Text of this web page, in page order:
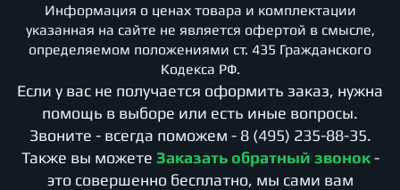
Информация о ценах товара и комплектации
указанная на сайте не является офертой в смысле,
определяемом положениями ст. 435 Гражданского
Кодекса РФ.
Если у вас не получается оформить заказ, нужна
помощь в выборе или есть иные вопросы.
Звоните - всегда поможем - 8 (495) 235-88-35.
Также вы можете Заказать обратный звонок -
это совершенно бесплатно, мы сами вам